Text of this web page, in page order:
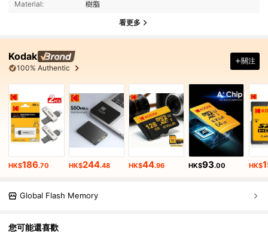
Material: 樹脂
看更多
Kodak
100% Authentic
關注
HK$186.70 HK$244.48 HK$44.96 HK$93.00 HK$
Global Flash Memory
您可能還喜歡